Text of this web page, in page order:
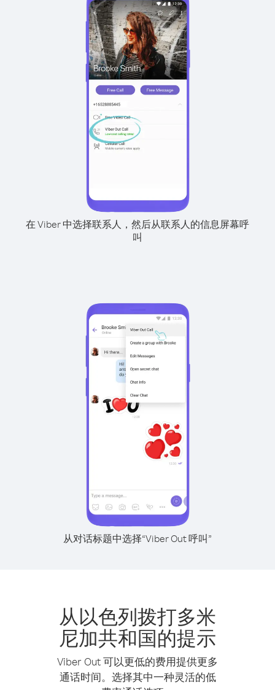
在 Viber 中选择联系人，然后从联系人的信息屏幕呼
叫
从对话标题中选择“Viber Out 呼叫”
从以色列拨打多米
尼加共和国的提示
Viber Out 可以更低的费用提供更多
通话时间。选择其中一种灵活的低